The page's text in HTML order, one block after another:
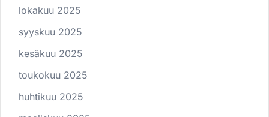
lokakuu 2025
syyskuu 2025
kesäkuu 2025
toukokuu 2025
huhtikuu 2025